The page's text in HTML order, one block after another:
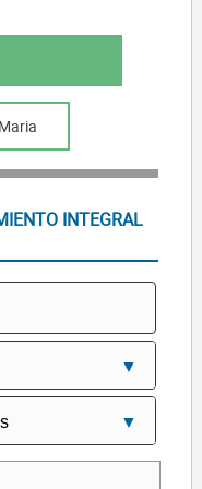
INTEGRAL